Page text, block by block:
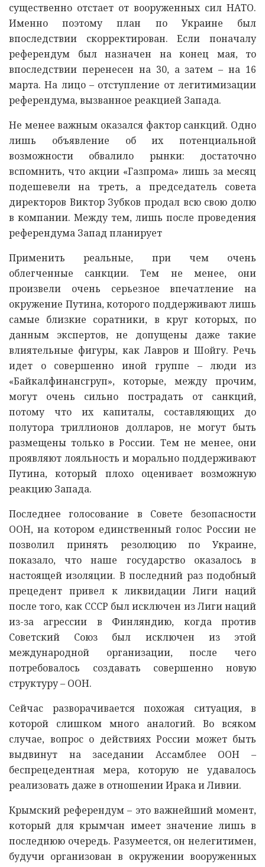
существенно отстает от вооруженных сил НАТО.
Именно поэтому план по Украине был
впоследствии скорректирован. Если поначалу
референдум был назначен на конец мая, то
впоследствии перенесен на 30, а затем – на 16
марта. На лицо – отступление от легитимизации
референдума, вызванное реакцией Запада.
Не менее важным оказался фактор санкций. Одно
лишь объявление об их потенциальной
возможности обвалило рынки: достаточно
вспомнить, что акции «Газпрома» лишь за месяц
подешевели на треть, а председатель совета
директоров Виктор Зубков продал всю свою долю
в компании. Между тем, лишь после проведения
референдума Запад планирует
Применить реальные, при чем очень
облегченные санкции. Тем не менее, они
произвели очень серьезное впечатление на
окружение Путина, которого поддерживают лишь
самые близкие соратники, в круг которых, по
данным экспертов, не допущены даже такие
влиятельные фигуры, как Лавров и Шойгу. Речь
идет о совершенно иной группе – люди из
«Байкалфинансгруп», которые, между прочим,
могут очень сильно пострадать от санкций,
потому что их капиталы, составляющих до
полутора триллионов долларов, не могут быть
размещены только в России. Тем не менее, они
проявляют лояльность и морально поддерживают
Путина, который плохо оценивает возможную
реакцию Запада.
Последнее голосование в Совете безопасности
ООН, на котором единственный голос России не
позволил принять резолюцию по Украине,
показало, что наше государство оказалось в
настоящей изоляции. В последний раз подобный
прецедент привел к ликвидации Лиги наций
после того, как СССР был исключен из Лиги наций
из-за агрессии в Финляндию, когда против
Советский Союз был исключен из этой
международной организации, после чего
потребовалось создавать совершенно новую
структуру – ООН.
Сейчас разворачивается похожая ситуация, в
которой слишком много аналогий. Во всяком
случае, вопрос о действиях России может быть
выдвинут на заседании Ассамблее ООН –
беспрецедентная мера, которую не удавалось
реализовать даже в отношении Ирака и Ливии.
Крымский референдум – это важнейший момент,
который для крымчан имеет значение лишь в
последнюю очередь. Разумеется, он нелегитимен,
будучи организован в окружении вооруженных